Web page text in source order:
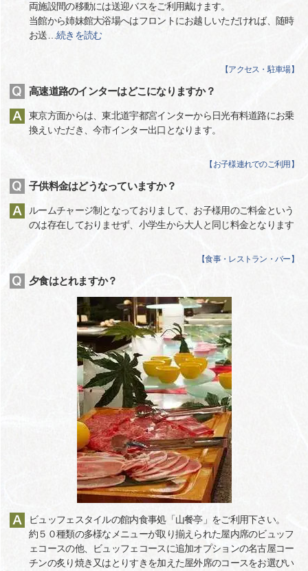
両施設間の移動には送迎バスをご利用戴けます。
当館から姉妹館大浴場へはフロントにお越しいただければ、随時
お送…続きを読む
【アクセス・駐車場】
高速道路のインターはどこになりますか？
東京方面からは、東北道宇都宮インターから日光有料道路にお乗
換えいただき、今市インター出口となります。
【 お子様連れでのご利用 】
子供料金はどうなっていますか？
ルームチャージ制となっておりまして、お子様用のご料金という
のは存在しておりませず、小学生から大人と同じ料金となります
【食事・レストラン・バー 】
夕食はとれますか？
ビュッフェスタイルの館内食事処「山餐亭」をご利用下さい。
約５０種類の多様なメニューが取り揃えられた屋内席のビュッフ
ェコースの他、ビュッフェコースに追加オプションの名古屋コー
チンの炙り焼き又はとりすきを加えた屋外席のコースをお選びい